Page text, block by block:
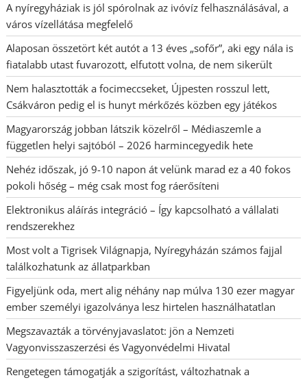
A nyíregyháziak is jól spórolnak az ivóvíz felhasználásával, a
város vízellátása megfelelő
Alaposan összetört két autót a 13 éves „sofőr”, aki egy nála is
fiatalabb utast fuvarozott, elfutott volna, de nem sikerült
Nem halasztották a focimeccseket, Újpesten rosszul lett,
Csákváron pedig el is hunyt mérkőzés közben egy játékos
Magyarország jobban látszik közelről – Médiaszemle a
független helyi sajtóból – 2026 harmincegyedik hete
Nehéz időszak, jó 9-10 napon át velünk marad ez a 40 fokos
pokoli hőség – még csak most fog ráerősíteni
Elektronikus aláírás integráció – Így kapcsolható a vállalati
rendszerekhez
Most volt a Tigrisek Világnapja, Nyíregyházán számos fajjal
találkozhatunk az állatparkban
Figyeljünk oda, mert alig néhány nap múlva 130 ezer magyar
ember személyi igazolványa lesz hirtelen használhatatlan
Megszavazták a törvényjavaslatot: jön a Nemzeti
Vagyonvisszaszerzési és Vagyonvédelmi Hivatal
Rengetegen támogatják a szigorítást, változhatnak a